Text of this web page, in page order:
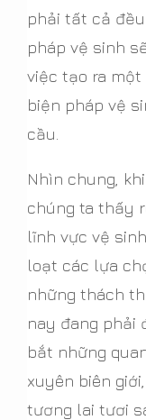
phải tất cả
pháp vệ sinh
việc tạo ra
biện pháp vệ
cầu.
Nhìn chung,
chúng ta thấy
lĩnh vực vệ
loạt các lựa
những thách
nay đang phải
bắt những
xuyên biên
tương lai tươi